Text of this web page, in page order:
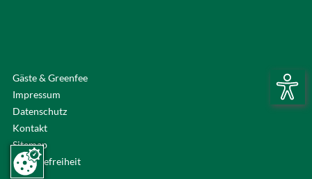
Gäste & Greenfee
Impressum
Datenschutz
Kontakt
Sitemap
Barrierefreiheit